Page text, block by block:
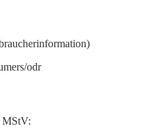
odr
MStV: